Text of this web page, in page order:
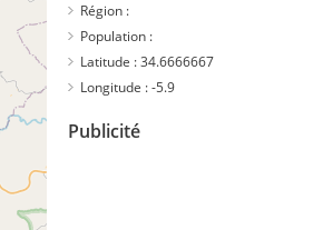
Région :
Population :
Latitude :34.6666667
Longitude :-5.9
Publicité